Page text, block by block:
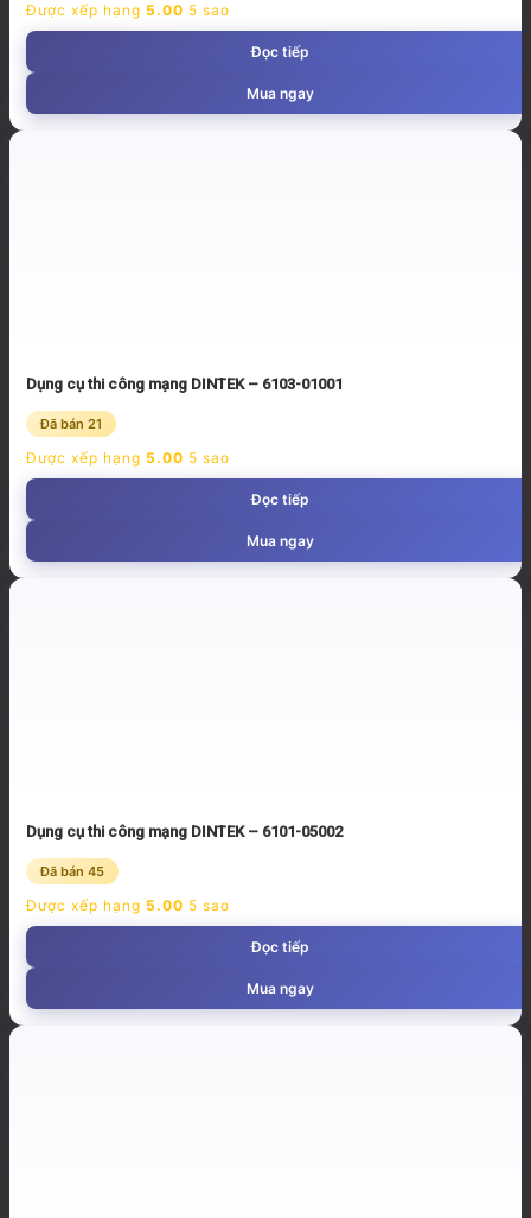
Được xếp hạng 5.00 5 sao
Đọc tiếp
Mua ngay
Dụng cụ thi công mạng DINTEK – 6103-01001
Đã bán 21
Được xếp hạng 5.00 5 sao
Đọc tiếp
Mua ngay
Dụng cụ thi công mạng DINTEK – 6101-05002
Đã bán 45
Được xếp hạng 5.00 5 sao
Đọc tiếp
Mua ngay